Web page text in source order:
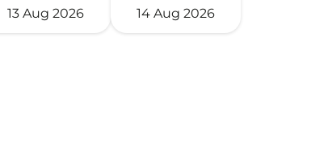
13 Aug 2026 14 Aug 2026